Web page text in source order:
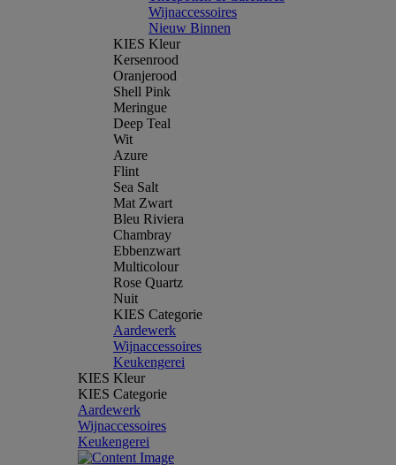
Wijnaccessoires
Nieuw Binnen
KIES Kleur
Kersenrood
Oranjerood
Shell Pink
Meringue
Deep Teal
Wit
Azure
Flint
Sea Salt
Mat Zwart
Bleu Riviera
Chambray
Ebbenzwart
Multicolour
Rose Quartz
Nuit
KIES Categorie
Aardewerk
Wijnaccessoires
Keukengerei
KIES Kleur
KIES Categorie
Aardewerk
Wijnaccessoires
Keukengerei